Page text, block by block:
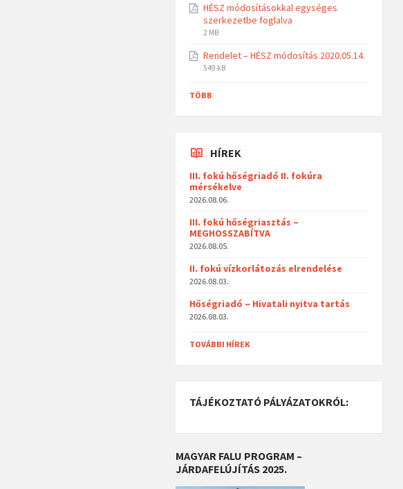
HÉSZ módosításokkal egységes
szerkezetbe foglalva
2 MB
Rendelet – HÉSZ módosítás 2020.05.14.
549 kB
TÖBB
HÍREK
III. fokú hőségriadó II. fokúra
mérsékelve
2026.08.06.
III. fokú hőségriasztás –
MEGHOSSZABÍTVA
2026.08.05.
II. fokú vízkorlátozás elrendelése
2026.08.03.
Hőségriadó – Hivatali nyitva tartás
2026.08.03.
TOVÁBBI HÍREK
TÁJÉKOZTATÓ PÁLYÁZATOKRÓL:
MAGYAR FALU PROGRAM –
JÁRDAFELÚJÍTÁS 2025.